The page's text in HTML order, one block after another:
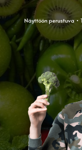
Näyttöön perustuva •